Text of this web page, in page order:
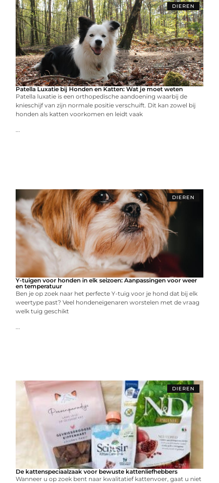
DIEREN
Patella Luxatie bij Honden en Katten: Wat je moet weten
Patella luxatie is een orthopedische aandoening waarbij de
knieschijf van zijn normale positie verschuift. Dit kan zowel bij
honden als katten voorkomen en leidt vaak
...
DIEREN
Y-tuigen voor honden in elk seizoen: Aanpassingen voor weer
en temperatuur
Ben je op zoek naar het perfecte Y-tuig voor je hond dat bij elk
weertype past? Veel hondeneigenaren worstelen met de vraag
welk tuig geschikt
...
DIEREN
De kattenspeciaalzaak voor bewuste kattenliefhebbers
Wanneer u op zoek bent naar kwalitatief kattenvoer, gaat u niet